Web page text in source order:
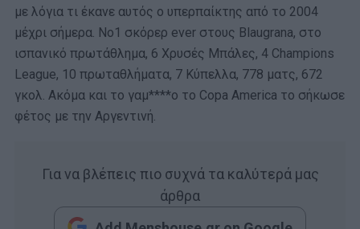
με λόγια τι έκανε αυτός ο υπερπαίκτης από το 2004
μέχρι σήμερα. Νο1 σκόρερ ever στους Blaugrana, στο
ισπανικό πρωτάθλημα, 6 Χρυσές Μπάλες, 4 Champions
League, 10 πρωταθλήματα, 7 Κύπελλα, 778 ματς, 672
γκολ. Ακόμα και το γαμ****ο το Copa America το σήκωσε
φέτος με την Αργεντινή.
Για να βλέπεις πιο συχνά τα καλύτερά μας
άρθρα